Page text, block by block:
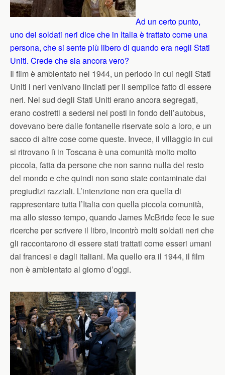
Ad un certo punto,
uno dei soldati neri dice che in Italia è trattato come una
persona, che si sente più libero di quando era negli Stati
Uniti. Crede che sia ancora vero?
Il film è ambientato nel 1944, un periodo in cui negli Stati
Uniti i neri venivano linciati per il semplice fatto di essere
neri. Nel sud degli Stati Uniti erano ancora segregati,
erano costretti a sedersi nei posti in fondo dell’autobus,
dovevano bere dalle fontanelle riservate solo a loro, e un
sacco di altre cose come queste. Invece, il villaggio in cui
si ritrovano lì in Toscana è una comunità molto molto
piccola, fatta da persone che non sanno nulla del resto
del mondo e che quindi non sono state contaminate dai
pregiudizi razziali. L’intenzione non era quella di
rappresentare tutta l’Italia con quella piccola comunità,
ma allo stesso tempo, quando James McBride fece le sue
ricerche per scrivere il libro, incontrò molti soldati neri che
gli raccontarono di essere stati trattati come esseri umani
dai francesi e dagli italiani. Ma quello era il 1944, il film
non è ambientato al giorno d’oggi.